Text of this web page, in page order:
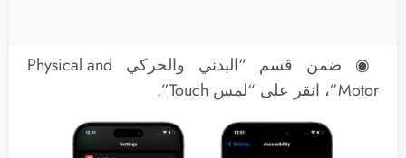
◉ ضمن قسم “البدني والحركي Physical and
Motor”، انقر على “لمس Touch”.